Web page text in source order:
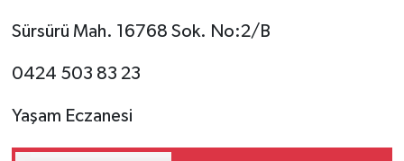
Sürsürü Mah. 16768 Sok. No:2/B
0424 503 83 23
Yaşam Eczanesi